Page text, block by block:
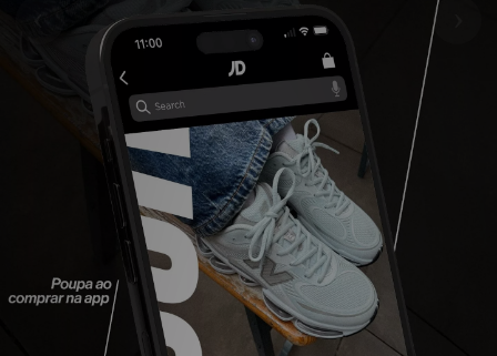
FUTEBOL JD
VER MARCAS
LOCALIZADOR DE LOJAS
MENSAGENS
BLOG
SUBSCREVE